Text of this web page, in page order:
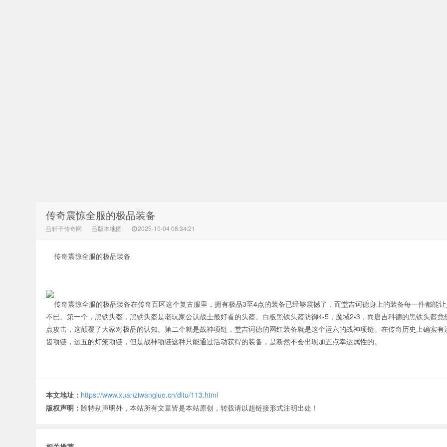
传奇震惊全服的极品装备
轩子传奇网 版本地图 2025-10-04 08:34:21
传奇震惊全服的极品装备
传奇震惊全服的极品装备在传奇百区这个复古服里，拥有极品3至4点的装备已经够震撼了，而堂吉诃德身上的装备每一件都能
不已。第一个，黑铁头盔，黑铁头盔是老玩家公认战士最好看的头盔。白板黑铁头盔防御4-5，魔域2-3，而唐吉科德的黑铁头盔竟
点攻击，这颠覆了大家对极品的认知。第二个就是战神项链，堂吉诃德的网红装备就是这个运六的战神项链。在传奇历史上确实有
齿项链，运五的灯笼项链，但是战神项链这种只能通过活动获得的装备，是断然不会出现加五点幸运属性的。
本文地址： https://www.xuanziwangluo.cn/ditu/113.html
版权声明： 除特别声明外，本站所有文章皆是本站原创，转载请以超链接形式注明出处！